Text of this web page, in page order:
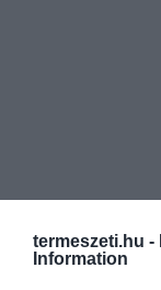
termeszeti.hu -
Information